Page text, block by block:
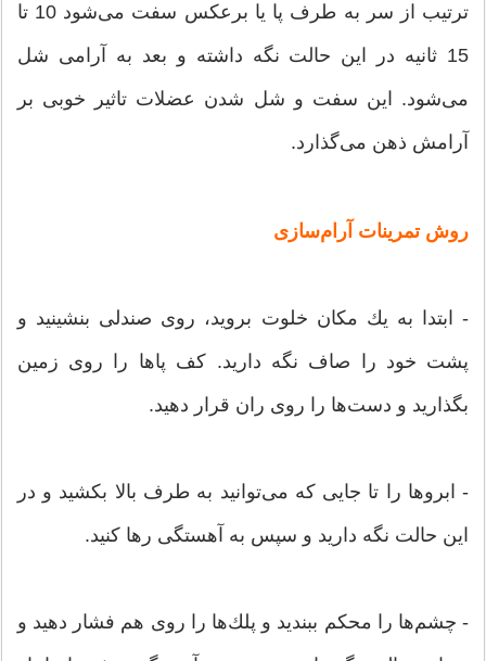
ترتیب از سر به طرف پا یا برعكس سفت می‌شود 10 تا
15 ثانیه در این حالت نگه داشته و بعد به آرامی شل
می‌شود. این سفت و شل شدن عضلات تاثیر خوبی بر
آرامش ذهن می‌گذارد.
روش تمرینات آرام‌سازی
- ابتدا به یك مكان خلوت بروید، روی صندلی بنشینید و
پشت خود را صاف نگه دارید. كف پاها را روی زمین
بگذارید و دست‌ها را روی ران قرار دهید.
- ابروها را تا جایی كه می‌توانید به طرف بالا بكشید و در
این حالت نگه دارید و سپس به آهستگی رها كنید.
- چشم‌ها را محكم ببندید و پلك‌ها را روی هم فشار دهید و